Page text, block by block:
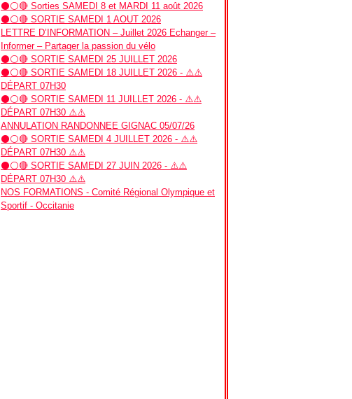
⚫⚪🔴 Sorties SAMEDI 8 et MARDI 11 août 2026
⚫⚪🔴 SORTIE SAMEDI 1 AOUT 2026
LETTRE D’INFORMATION – Juillet 2026 Echanger –
Informer – Partager la passion du vélo
⚫⚪🔴 SORTIE SAMEDI 25 JUILLET 2026
⚫⚪🔴 SORTIE SAMEDI 18 JUILLET 2026 - ⚠️⚠️
DÉPART 07H30
⚫⚪🔴 SORTIE SAMEDI 11 JUILLET 2026 - ⚠️⚠️
DÉPART 07H30 ⚠️⚠️
ANNULATION RANDONNEE GIGNAC 05/07/26
⚫⚪🔴 SORTIE SAMEDI 4 JUILLET 2026 - ⚠️⚠️
DÉPART 07H30 ⚠️⚠️
⚫⚪🔴 SORTIE SAMEDI 27 JUIN 2026 - ⚠️⚠️
DÉPART 07H30 ⚠️⚠️
NOS FORMATIONS - Comité Régional Olympique et
Sportif - Occitanie